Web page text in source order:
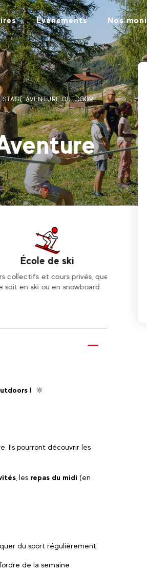
Évènements Nos
AVENTURE OUTDOOR
École de ski
collectifs et cours privés, que
soit en ski ou en snowboard
Une
! 🔆
Ils pourront découvrir les
, les repas du midi (en
du sport régulièrement.
de la semaine